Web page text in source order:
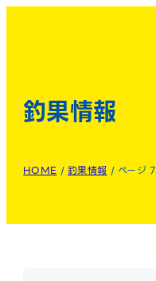
釣果情報
HOME /釣果情報 / ページ 7